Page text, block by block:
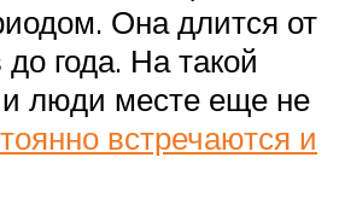
Она длится от
года. На такой
люди месте еще не
встречаются и